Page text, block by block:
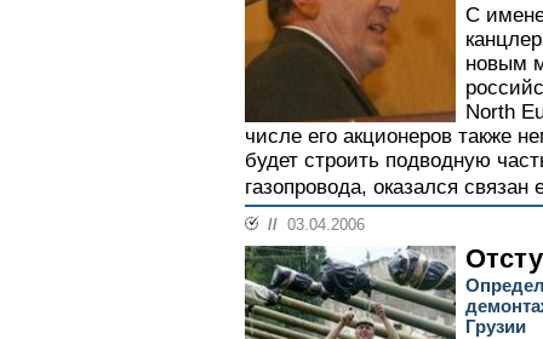
С
новым
North
числе его акционеров также
будет строить подводную
газопровода, оказался
// 03.04.2006
Грузии